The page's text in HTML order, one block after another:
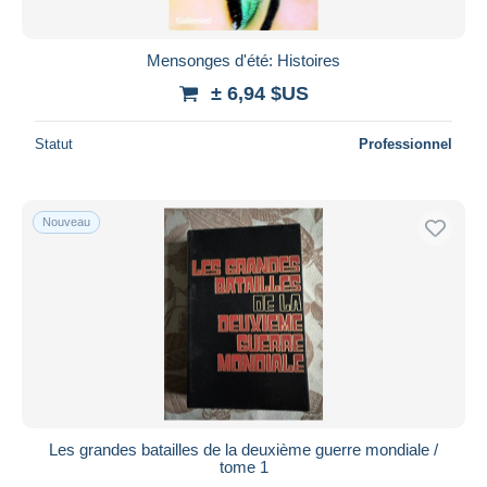
Mensonges d'été: Histoires
± 6,94 $US
Statut Professionnel
Nouveau
Les grandes batailles de la deuxième guerre mondiale /
tome 1